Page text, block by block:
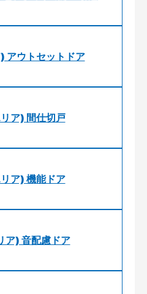
アウトセットドア
ア) 間仕切戸
ア) 機能ドア
) 音配慮ドア